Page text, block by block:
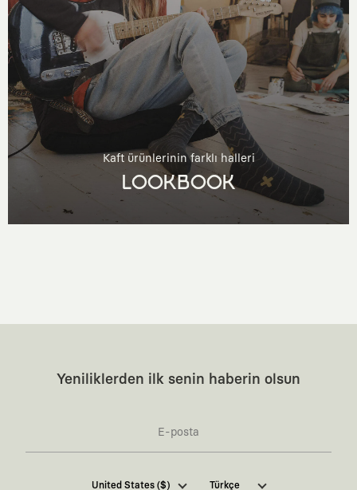
Kaft ürünlerinin farklı halleri
LOOKBOOK
Yeniliklerden ilk senin haberin olsun
Kaft Tasarım Tekstil Sanayi ve Ticaret Anonim
United States ($) Türkçe